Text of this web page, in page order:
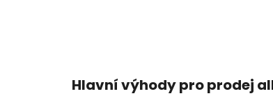
Hlavní výhody pro prodej